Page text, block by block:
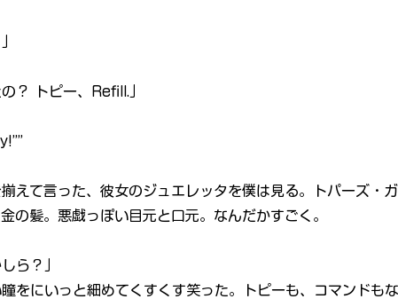
？ トピー、Refill.」
揃えて言った、彼女のジュエレッタを僕は見る。トパーズ・
の髪。悪戯っぽい目元と口元。なんだかすごく。
ら？」
瞳をにいっと細めてくすくす笑った。トピーも、コマンドも